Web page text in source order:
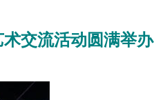
交流活动圆满举办